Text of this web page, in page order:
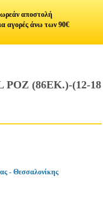
αποστολή
αγορές άνω των 90€
(86ΕΚ.)-(12-18
- Θεσσαλονίκης